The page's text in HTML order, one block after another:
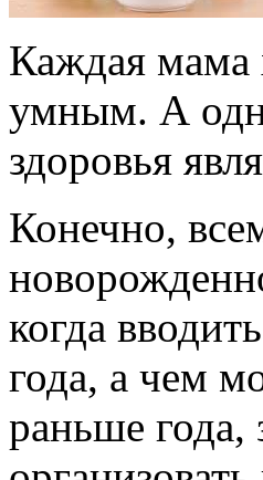
Каждая мама
умным. А
здоровья
Конечно,
когда
года, а чем
раньше года,